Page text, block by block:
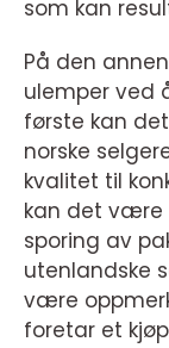
som kan
På den
ulemper ved
første kan
norske
kvalitet til
kan det være
sporing av
utenlandske
være
foretar et